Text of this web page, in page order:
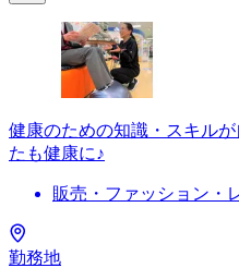
健康のための知識・スキル
たも健康に♪
販売・ファッション・
勤務地